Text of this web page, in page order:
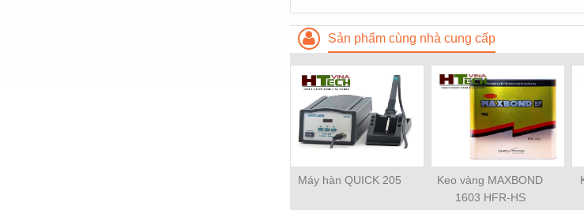
Sản phẩm cùng nhà cung cấp
Máy hàn QUICK 205
Keo vàng MAXBOND
1603 HFR-HS